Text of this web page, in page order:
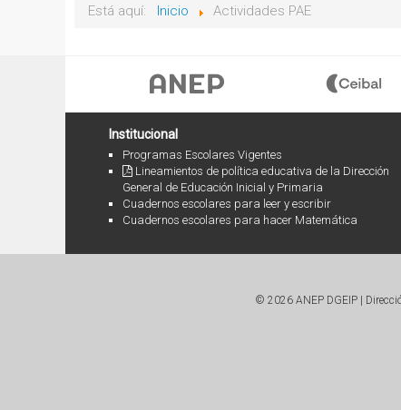
Está aquí: Inicio Actividades PAE
Institucional
Programas Escolares Vigentes
Lineamientos de política educativa de la Dirección
General de Educación Inicial y Primaria
Cuadernos escolares para leer y escribir
Cuadernos escolares para hacer Matemática
© 2026 ANEP DGEIP |